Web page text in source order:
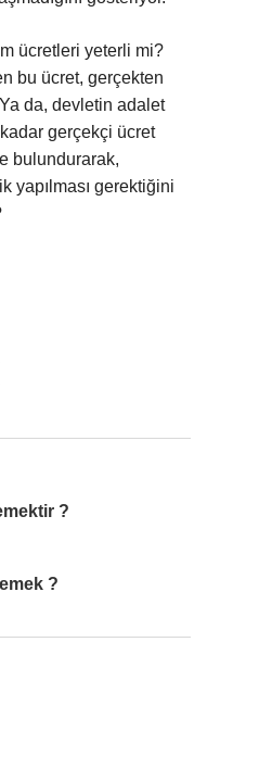
ücretleri yeterli mi?
bu ücret, gerçekten
da, devletin adalet
gerçekçi ücret
bulundurarak,
yapılması gerektiğini
?
?